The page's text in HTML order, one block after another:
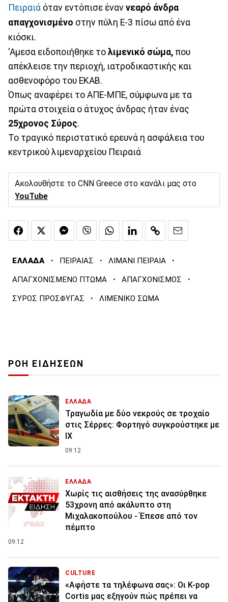
Πειραιά όταν εντόπισε έναν νεαρό άνδρα
απαγχονισμένο στην πύλη Ε-3 πίσω από ένα
κιόσκι.
'Αμεσα ειδοποιήθηκε το λιμενικό σώμα, που
απέκλεισε την περιοχή, ιατροδικαστικής και
ασθενοφόρο του ΕΚΑΒ.
Όπως αναφέρει το ΑΠΕ-ΜΠΕ, σύμφωνα με τα
πρώτα στοιχεία ο άτυχος άνδρας ήταν ένας
25χρονος Σύρος.
Το τραγικό περιστατικό ερευνά η ασφάλεια του
κεντρικού λιμεναρχείου Πειραιά
Ακολουθήστε το CNN Greece στο κανάλι μας στο
YouTube
ΕΛΛΑΔΑ · ΠΕΙΡΑΙΑΣ · ΛΙΜΑΝΙ ΠΕΙΡΑΙΑ ·
ΑΠΑΓΧΟΝΙΣΜΕΝΟ ΠΤΩΜΑ · ΑΠΑΓΧΟΝΙΣΜΟΣ ·
ΣΥΡΟΣ ΠΡΟΣΦΥΓΑΣ · ΛΙΜΕΝΙΚΟ ΣΩΜΑ
ΡΟΗ ΕΙΔΗΣΕΩΝ
ΕΛΛΑΔΑ
Τραγωδία με δύο νεκρούς σε τροχαίο
στις Σέρρες: Φορτηγό συγκρούστηκε με
ΙΧ
09:12
ΕΛΛΑΔΑ
Χωρίς τις αισθήσεις της ανασύρθηκε
53χρονη από ακάλυπτο στη
Μιχαλακοπούλου - Έπεσε από τον
πέμπτο
09:12
CULTURE
«Αφήστε τα τηλέφωνα σας»: Οι K-pop
Cortis μας εξηγούν πώς πρέπει να